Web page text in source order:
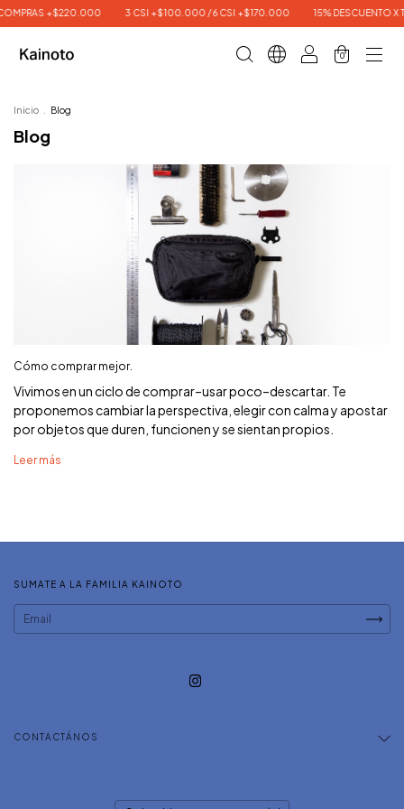
+$220.000 3 CSI +$100.000 / 6 CSI +$170.000 15% DESCUENTO X
0
Inicio Blog
Blog
Cómo comprar mejor.
Vivimos en un ciclo de comprar–usar poco–descartar. Te
proponemos cambiar la perspectiva, elegir con calma y apostar
por objetos que duren, funcionen y se sientan propios.
Leer más
SUMATE A LA FAMILIA KAINOTO
CONTACTÁNOS